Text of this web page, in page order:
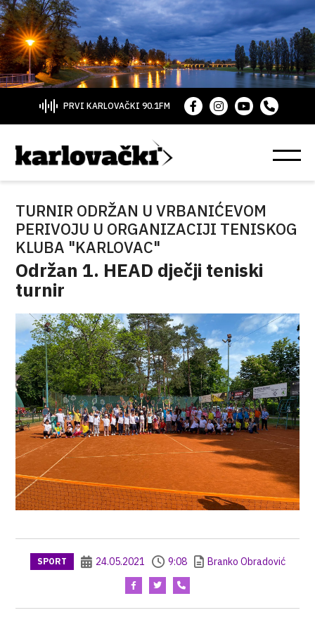
PRVI KARLOVAČKI 90.1FM
TURNIR ODRŽAN U VRBANIĆEVOM
PERIVOJU U ORGANIZACIJI TENISKOG
KLUBA "KARLOVAC"
Održan 1. HEAD dječji teniski
turnir
SPORT 24.05.2021 9:08 Branko Obradović